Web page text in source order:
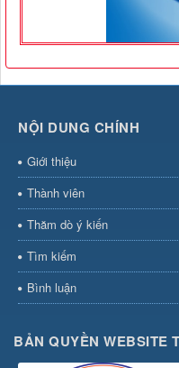
NỘI DUNG CHÍNH
Giới thiệu
Thành viên
Thăm dò ý kiến
Tìm kiếm
Bình luận
BẢN QUYỀN WEBSITE